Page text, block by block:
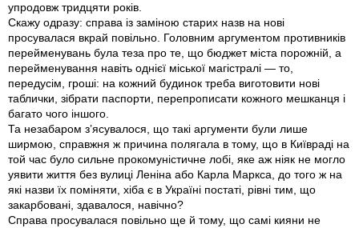
упродовж тридцяти рокiв.
Скажу одразу: справа iз замiною старих назв на новi
просувалася вкрай повiльно. Головним аргументом противникiв
перейменувань була теза про те, що бюджет мiста порожнiй, а
перейменування навiть однiєї мiської магiстралi — то,
передусiм, грошi: на кожний будинок треба виготовити новi
таблички, зiбрати паспорти, перепрописати кожного мешканця i
багато чого iншого.
Та незабаром з’ясувалося, що такi аргументи були лише
ширмою, справжня ж причина полягала в тому, що в Київрадi на
той час було сильне прокомунiстичне лобi, яке аж нiяк не могло
уявити життя без вулицi Ленiна або Карла Маркса, до того ж на
якi назви їх помiняти, хiба є в Українi постатi, рiвнi тим, що
закарбованi, здавалося, навiчно?
Справа просувалася повiльно ще й тому, що самi кияни не